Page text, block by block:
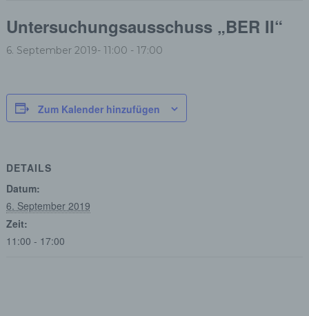
Untersuchungsausschuss „BER II“
6. September 2019- 11:00 - 17:00
Zum Kalender hinzufügen
DETAILS
Datum:
6. September 2019
Zeit:
11:00 - 17:00